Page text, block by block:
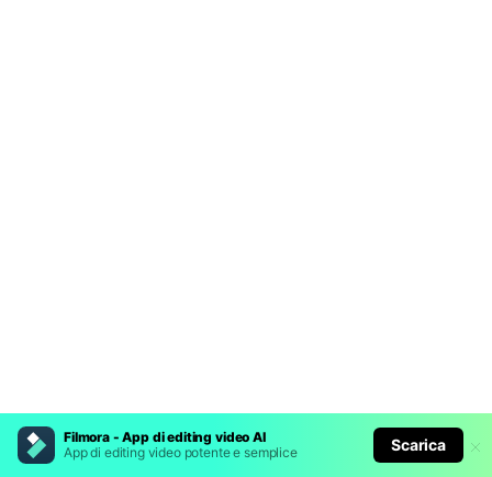
Filmora - App di editing video AI
App di editing video potente e semplice
Scarica